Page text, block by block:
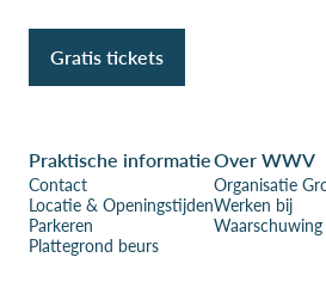
Gratis tickets
Praktische informatie
Contact
Locatie & Openingstijden
Parkeren
Plattegrond beurs
Over WWV
Organisatie
Werken bij